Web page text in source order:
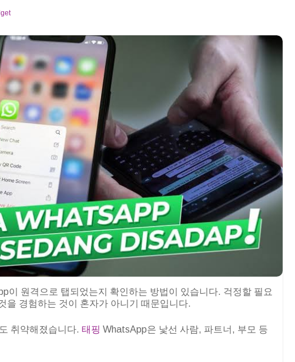
이 원격으로 탭되었는지 확인하는 방법이 있습니다. 걱정할 필요
을 경험하는 것이 혼자가 아니기 때문입니다.
취약해졌습니다. 태핑 WhatsApp은 낯선 사람, 파트너, 부모 등